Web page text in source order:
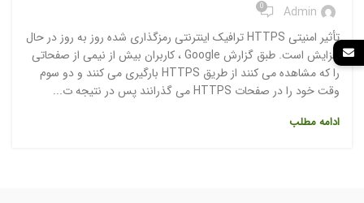
Admin
0
تأثیر امنیتی HTTPS ترافیک اینترنتی رمزگذاری شده روز به روز در حال
افزایش است. طبق گزارش Google ، کاربران بیش از نیمی از صفحاتی
را که مشاهده می کنند از طریق HTTPS بارگیری می کنند و دو سوم
وقت خود را در صفحات HTTPS می گذرانند پس در نتیجه ت...
ادامه مطلب